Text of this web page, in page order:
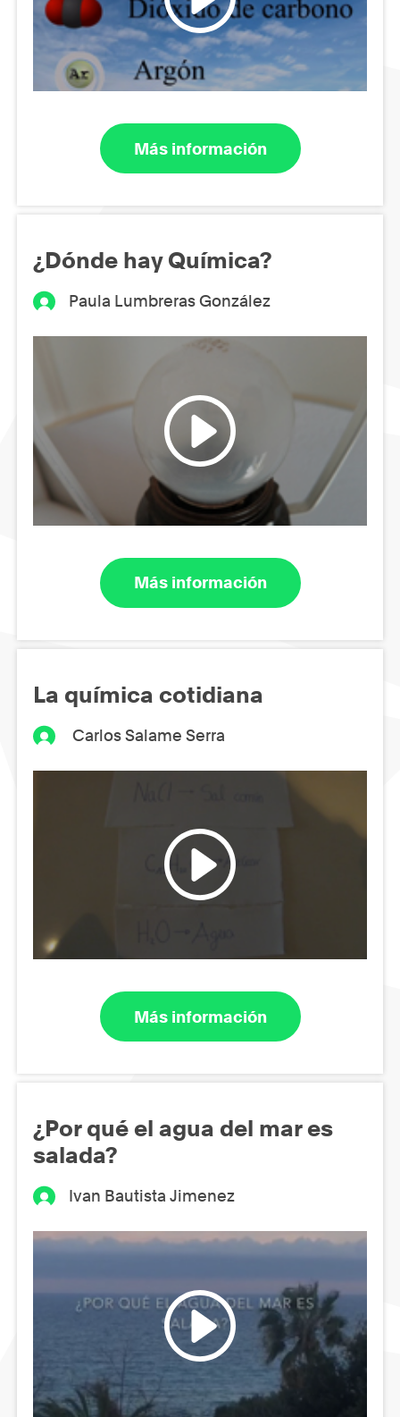
Más información
¿Dónde hay Química?
Paula Lumbreras González
Más información
La química cotidiana
Carlos Salame Serra
Más información
¿Por qué el agua del mar es
salada?
Ivan Bautista Jimenez